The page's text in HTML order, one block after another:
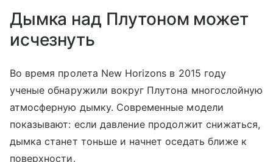
Дымка над Плутоном может
исчезнуть
Во время пролета New Horizons в 2015 году
ученые обнаружили вокруг Плутона многослойную
атмосферную дымку. Современные модели
показывают: если давление продолжит снижаться,
дымка станет тоньше и начнет оседать ближе к
поверхности.